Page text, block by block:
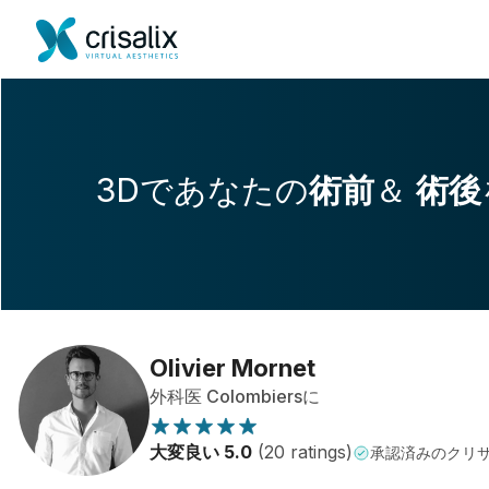
3Dであなたの術前＆術後
Olivier Mornet
外科医 Colombiersに
大変良い 5.0 (20 ratings) 承認済みのクリ